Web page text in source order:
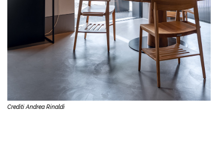
Crediti Andrea Rinaldi